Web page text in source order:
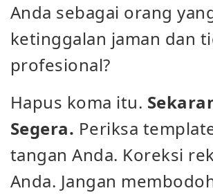
Anda sebagai orang
ketinggalan jaman dan
profesional?
Hapus koma itu.
Segera. Periksa
tangan Anda. Koreksi
Anda. Jangan